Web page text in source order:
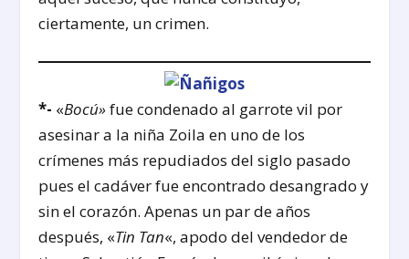
ciertamente, un crimen.
*- «Bocú»fue condenado al garrote vil por
asesinar a la niña Zoila en uno de los
crímenes más repudiados del siglo pasado
pues el cadáver fue encontrado desangrado y
sin el corazón. Apenas un par de años
después, «Tin Tan«, apodo del vendedor de